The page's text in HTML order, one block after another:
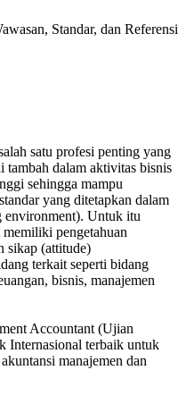
Standar, dan Referensi
satu profesi penting yang
tambah dalam aktivitas bisnis
sehingga mampu
yang ditetapkan dalam
environment). Untuk itu
pengetahuan
sikap (attitude)
terkait seperti bidang
bisnis, manajemen
Accountant (Ujian
Internasional terbaik untuk
manajemen dan